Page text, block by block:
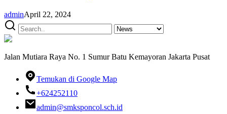
adminApril 22, 2024
Jalan Mutiara Raya No. 1 Sumur Batu Kemayoran Jakarta Pusat
Temukan di Google Map
+624252110
admin@smksponcol.sch.id